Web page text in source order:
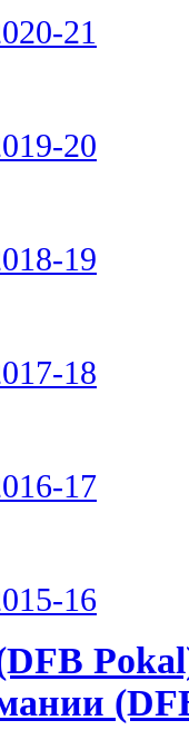
21
20
19
18
17
16